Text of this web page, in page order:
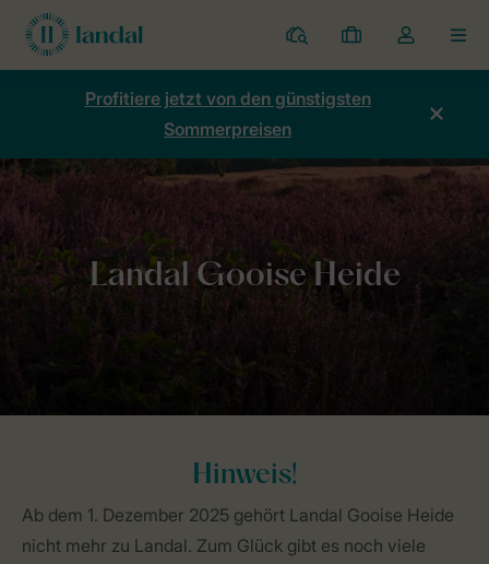
Ferienparks
Meine
Buchungen
Dropdown-
Menü
Kontos
Profitiere jetzt von den günstigsten
Sommerpreisen
Allgemeines Landal Gooise Heide
Hinweis!
Ab dem 1. Dezember 2025 gehört Landal Gooise Heide
nicht mehr zu Landal. Zum Glück gibt es noch viele